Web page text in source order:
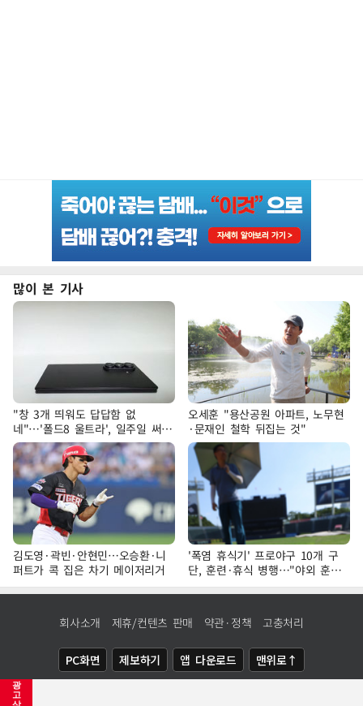
광
고
많이 본 기사
"창 3개 띄워도 답답함 없
네"…'폴드8 울트라', 일주일 써보
니
오세훈 "용산공원 아파트, 노무현
·문재인 철학 뒤집는 것"
김도영·곽빈·안현민…오승환·니
퍼트가 콕 집은 차기 메이저리거
'폭염 휴식기' 프로야구 10개 구
단, 훈련·휴식 병행…"야외 훈련
해도 안전 최우선"
회사소개 제휴/컨텐츠 판매 약관·정책 고충처리
PC화면 제보하기 앱 다운로드 맨위로↑